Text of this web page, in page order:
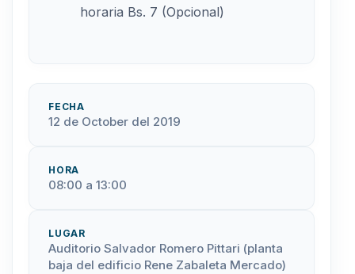
horaria Bs. 7 (Opcional)
FECHA
12 de October del 2019
HORA
08:00 a 13:00
LUGAR
Auditorio Salvador Romero Pittari (planta
baja del edificio Rene Zabaleta Mercado)